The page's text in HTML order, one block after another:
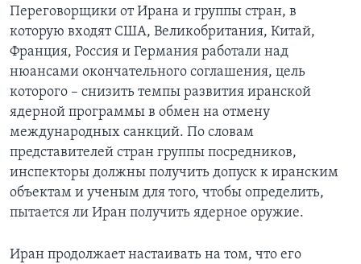
Переговорщики от Ирана и группы стран, в
которую входят США, Великобритания, Китай,
Франция, Россия и Германия работали над
нюансами окончательного соглашения, цель
которого – снизить темпы развития иранской
ядерной программы в обмен на отмену
международных санкций. По словам
представителей стран группы посредников,
инспекторы должны получить допуск к иранским
объектам и ученым для того, чтобы определить,
пытается ли Иран получить ядерное оружие.
Иран продолжает настаивать на том, что его